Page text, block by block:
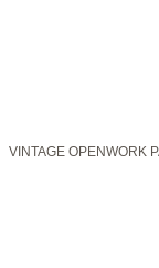
VINTAGE OPENWORK